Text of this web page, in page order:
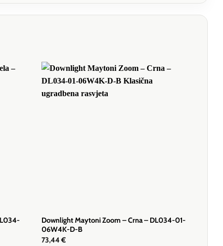
Downlight Maytoni Zoom – Crna – DL034-01-
06W4K-D-B
73,44€